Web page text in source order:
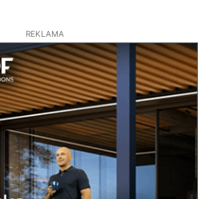
REKLAMA